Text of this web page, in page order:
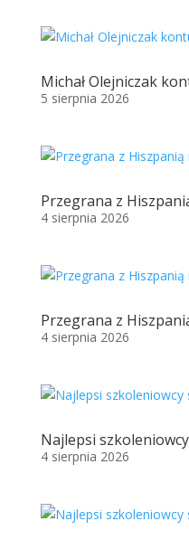
Michał Olejniczak
5 sierpnia 2026
Przegrana z
4 sierpnia 2026
Przegrana z
4 sierpnia 2026
Najlepsi
4 sierpnia 2026